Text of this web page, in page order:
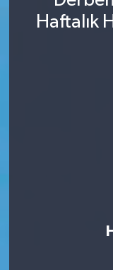
Haftalık
Son Dakika